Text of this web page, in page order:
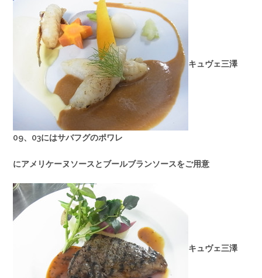
キュヴェ三澤
09、03にはサバフグのポワレ
にアメリケーヌソースとブールブランソースをご用意
キュヴェ三澤